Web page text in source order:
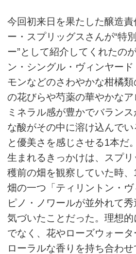
今回初来日を果たした醸造責
ー・スプリッグスさんが“特
ー”として紹介してくれたの
ン・シングル・ヴィンヤー
モンなどのさわやかな柑橘
の花びらや芍薬の華やかなア
ミネラル感が豊かでバラン
な酸がその中に溶け込んでい
と優美さを感じさせる1本だ
生まれるきっかけは、スプリ
穫前の畑を観察していた時
畑の一つ「ティリントン・
ピノ・ノワールが並外れて
気づいたことだった。理想
でなく、花やローズウォー
ローラルな香りを持ち合わせ